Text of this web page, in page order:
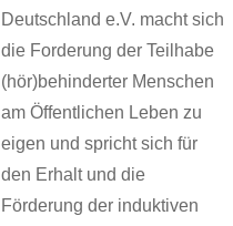
Deutschland e.V. macht sich
die Forderung der Teilhabe
(hör)behinderter Menschen
am Öffentlichen Leben zu
eigen und spricht sich für
den Erhalt und die
Förderung der induktiven